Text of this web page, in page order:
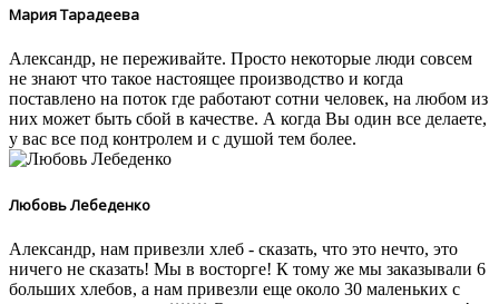
Мария Тарадеева
Александр, не переживайте. Просто некоторые люди совсем
не знают что такое настоящее производство и когда
поставлено на поток где работают сотни человек, на любом из
них может быть сбой в качестве. А когда Вы один все делаете,
у вас все под контролем и с душой тем более.
Любовь Лебеденко
Александр, нам привезли хлеб - сказать, что это нечто, это
ничего не сказать! Мы в восторге! К тому же мы заказывали 6
больших хлебов, а нам привезли еще около 30 маленьких с